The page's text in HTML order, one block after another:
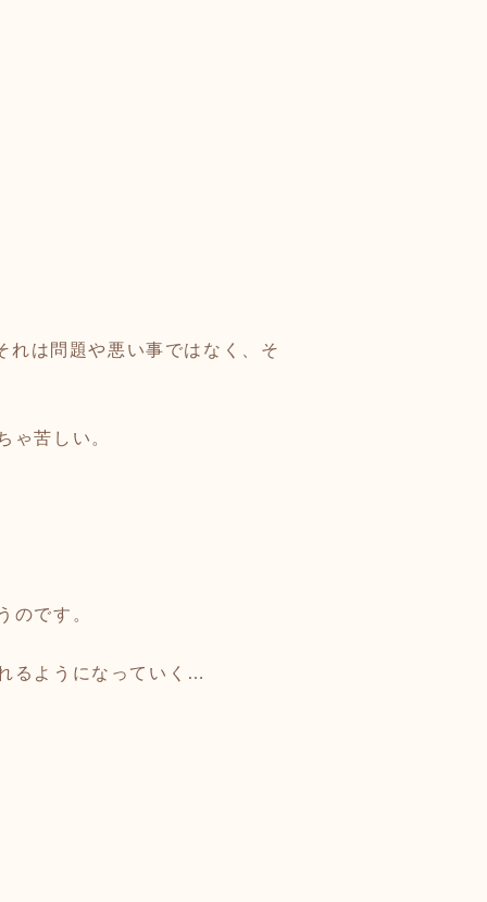
は問題や悪い事ではなく、そ
ゃ苦しい。
のです。
るようになっていく…